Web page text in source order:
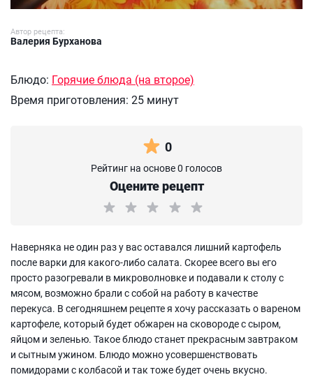
Автор рецепта:
Валерия Бурханова
Блюдо: Горячие блюда (на второе)
Время приготовления: 25 минут
0
Рейтинг на основе 0 голосов
Оцените рецепт
Наверняка не один раз у вас оставался лишний картофель
после варки для какого-либо салата. Скорее всего вы его
просто разогревали в микроволновке и подавали к столу с
мясом, возможно брали с собой на работу в качестве
перекуса. В сегодняшнем рецепте я хочу рассказать о вареном
картофеле, который будет обжарен на сковороде с сыром,
яйцом и зеленью. Такое блюдо станет прекрасным завтраком
и сытным ужином. Блюдо можно усовершенствовать
помидорами с колбасой и так тоже будет очень вкусно.